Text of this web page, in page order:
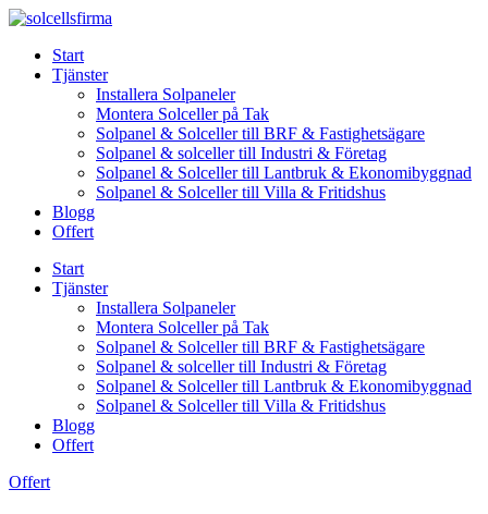
Skip
contentStart
Tjänster
Installera Solpaneler
Montera Solceller på Tak
Solpanel & Solceller till BRF & Fastighetsägare
Solpanel & solceller till Industri & Företag
Solpanel & Solceller till Lantbruk & Ekonomibyggnad
Solpanel & Solceller till Villa & Fritidshus
Blogg
Offert
Start
Tjänster
Installera Solpaneler
Montera Solceller på Tak
Solpanel & Solceller till BRF & Fastighetsägare
Solpanel & solceller till Industri & Företag
Solpanel & Solceller till Lantbruk & Ekonomibyggnad
Solpanel & Solceller till Villa & Fritidshus
Blogg
Offert
Offert